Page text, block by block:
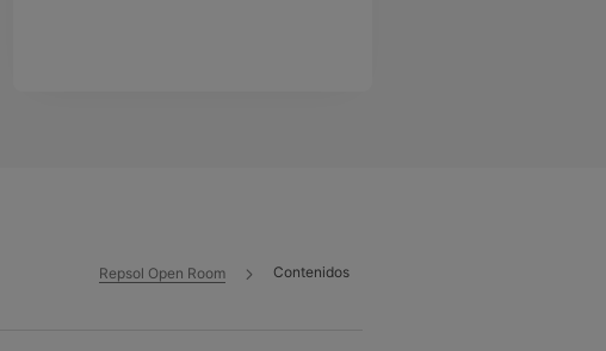
Repsol Open Room Contenidos